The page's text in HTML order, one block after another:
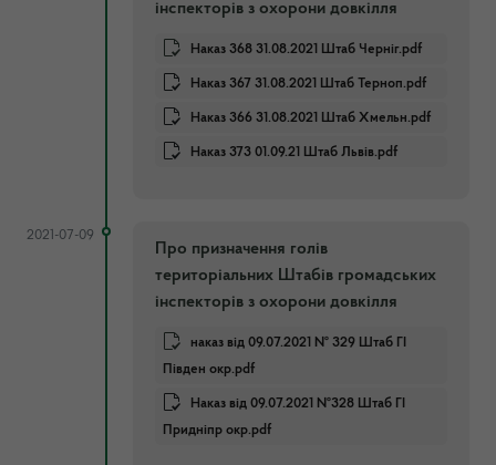
інспекторів з охорони довкілля
Наказ 368 31.08.2021 Штаб Черніг.pdf
Наказ 367 31.08.2021 Штаб Терноп.pdf
Наказ 366 31.08.2021 Штаб Хмельн.pdf
Наказ 373 01.09.21 Штаб Львів.pdf
2021-07-09
Про призначення голів
територіальних Штабів громадських
інспекторів з охорони довкілля
наказ від 09.07.2021 № 329 Штаб ГІ
Півден окр.pdf
Наказ від 09.07.2021 №328 Штаб ГІ
Придніпр окр.pdf